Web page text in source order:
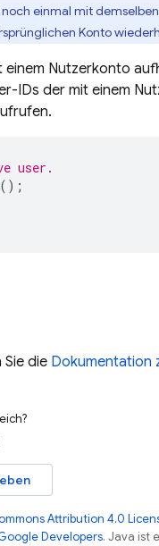
einmal mit
Konto
Nutzerkonto
IDs der mit einem
user.
();
die Dokumentation
Attribution 4.0
Developers. Java ist